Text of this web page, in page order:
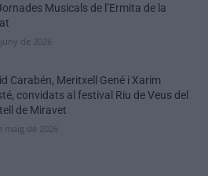
Musicals de l’Ermita de la
de 2026
Carabén, Meritxell Gené i Xarim
convidats al festival Riu de Veus del
de Miravet
maig de 2026